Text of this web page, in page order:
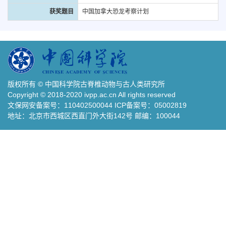
获奖题目 中国加拿大恐龙考察计划
版权所有 © 中国科学院古脊椎动物与古人类研究所
Copyright © 2018-2020 ivpp.ac.cn All rights reserved
文保网安备案号：110402500044 ICP备案号：05002819
地址：北京市西城区西直门外大街142号 邮编：100044